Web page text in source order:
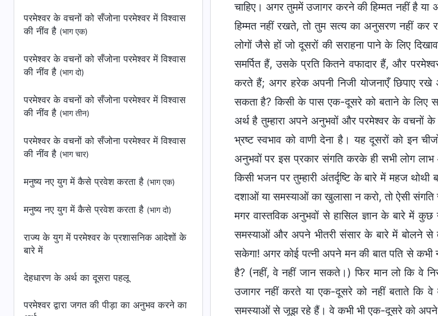
परमेश्वर के वचनों को सँजोना परमेश्वर में विश्वास
की नींव है (भाग एक)
परमेश्वर के वचनों को सँजोना परमेश्वर में विश्वास
की नींव है (भाग दो)
परमेश्वर के वचनों को सँजोना परमेश्वर में विश्वास
की नींव है (भाग तीन)
परमेश्वर के वचनों को सँजोना परमेश्वर में विश्वास
की नींव है (भाग चार)
मनुष्य नए युग में कैसे प्रवेश करता है (भाग एक)
मनुष्य नए युग में कैसे प्रवेश करता है (भाग दो)
राज्य के युग में परमेश्वर के प्रशासनिक आदेशों के
बारे में
देहधारण के अर्थ का दूसरा पहलू
परमेश्वर द्वारा जगत की पीड़ा का अनुभव करने का
चाहिए। अगर तुममें उजागर करने की हिम्मत नहीं है
हिम्मत नहीं रखते, तो तुम सत्य का अनुसरण नहीं कर
लोगों जैसे हों जो दूसरों की सराहना पाने के लिए
समर्पित हैं, उसके प्रति कितने वफादार हैं, और
करते हैं; अगर हरेक अपनी निजी योजनाएँ छिपाए
सकता है? किसी के पास एक-दूसरे को बताने के लिए
अर्थ है तुम्हारा अपने अनुभवों और परमेश्वर के वचनों के
भ्रष्ट स्वभाव को वाणी देना है। यह दूसरों को इन
अनुभवों पर इस प्रकार संगति करके ही सभी लोग
किसी भजन पर तुम्हारी अंतर्दृष्टि के बारे में महज
दशाओं या समस्याओं का खुलासा न करो, तो ऐसी संगति
मगर वास्तविक अनुभवों से हासिल ज्ञान के बारे में
समस्याओं और अपने भीतरी संसार के बारे में बोलने से
सकेगा! अगर कोई पत्नी अपने मन की बात पति से
है? (नहीं, वे नहीं जान सकते।) फिर मान लो कि वे
उजागर नहीं करते या एक-दूसरे को नहीं बताते कि
समस्याओं से जूझ रहे हैं। वे कभी भी एक-दूसरे को अपने